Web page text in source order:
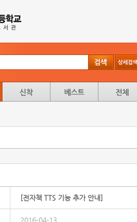
[전자책 TTS 기능 추가 안내]
2016-04-13